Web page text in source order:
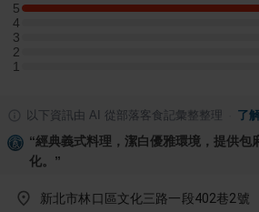
5
5 星：2 則評論
4
4 星：0 則評論
3
3 星：0 則評論
2
2 星：0 則評論
1
1 星：0 則評論
以下資訊由 AI 從部落客食記彙整整理 了
“經典義式料理，潔白優雅環境，提供包
化。 ”
新北市林口區文化三路一段402巷2號